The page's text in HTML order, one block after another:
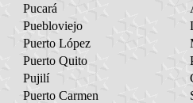
Pucará
Puebloviejo
Puerto López
Puerto Quito
Pujilí
Puerto Carmen